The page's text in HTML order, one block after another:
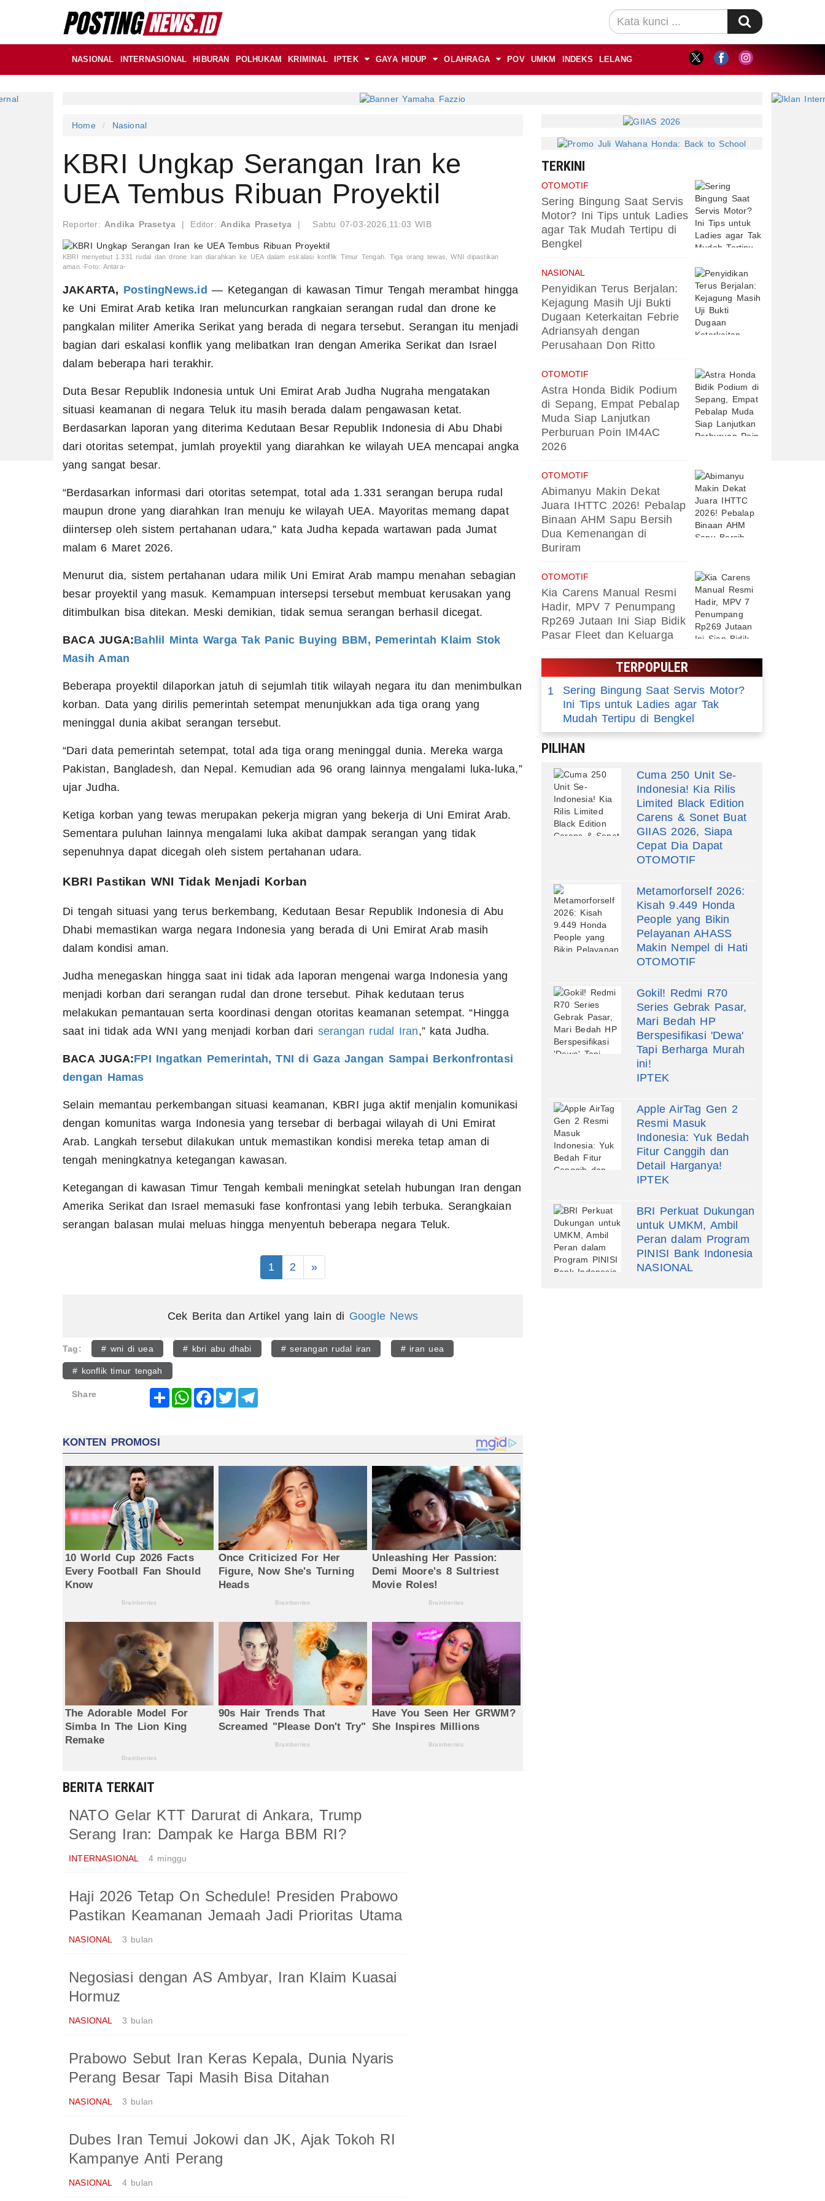
NASIONAL INTERNASIONAL HIBURAN POLHUKAM KRIMINAL IPTEK GAYA HIDUP OLAHRAGA POV UMKM INDEKS LELANG
Home Nasional
KBRI Ungkap Serangan Iran ke
UEA Tembus Ribuan Proyektil
Reporter:Andika Prasetya | Editor:Andika Prasetya | Sabtu 07-03-2026,11:03 WIB
KBRI menyebut 1.331 rudal dan drone Iran diarahkan ke UEA dalam eskalasi konflik Timur Tengah. Tiga orang tewas, WNI dipastikan
aman.-Foto: Antara-
JAKARTA, PostingNews.id — Ketegangan di kawasan Timur Tengah merambat hingga
ke Uni Emirat Arab ketika Iran meluncurkan rangkaian serangan rudal dan drone ke
pangkalan militer Amerika Serikat yang berada di negara tersebut. Serangan itu menjadi
bagian dari eskalasi konflik yang melibatkan Iran dengan Amerika Serikat dan Israel
dalam beberapa hari terakhir.
Duta Besar Republik Indonesia untuk Uni Emirat Arab Judha Nugraha mengatakan
situasi keamanan di negara Teluk itu masih berada dalam pengawasan ketat.
Berdasarkan laporan yang diterima Kedutaan Besar Republik Indonesia di Abu Dhabi
dari otoritas setempat, jumlah proyektil yang diarahkan ke wilayah UEA mencapai angka
yang sangat besar.
“Berdasarkan informasi dari otoritas setempat, total ada 1.331 serangan berupa rudal
maupun drone yang diarahkan Iran menuju ke wilayah UEA. Mayoritas memang dapat
diintersep oleh sistem pertahanan udara,” kata Judha kepada wartawan pada Jumat
malam 6 Maret 2026.
Menurut dia, sistem pertahanan udara milik Uni Emirat Arab mampu menahan sebagian
besar proyektil yang masuk. Kemampuan intersepsi tersebut membuat kerusakan yang
ditimbulkan bisa ditekan. Meski demikian, tidak semua serangan berhasil dicegat.
BACA JUGA:Bahlil Minta Warga Tak Panic Buying BBM, Pemerintah Klaim Stok
Masih Aman
Beberapa proyektil dilaporkan jatuh di sejumlah titik wilayah negara itu dan menimbulkan
korban. Data yang dirilis pemerintah setempat menunjukkan ada tiga orang yang
meninggal dunia akibat serangan tersebut.
“Dari data pemerintah setempat, total ada tiga orang meninggal dunia. Mereka warga
Pakistan, Bangladesh, dan Nepal. Kemudian ada 96 orang lainnya mengalami luka-luka,”
ujar Judha.
Ketiga korban yang tewas merupakan pekerja migran yang bekerja di Uni Emirat Arab.
Sementara puluhan lainnya mengalami luka akibat dampak serangan yang tidak
sepenuhnya dapat dicegah oleh sistem pertahanan udara.
KBRI Pastikan WNI Tidak Menjadi Korban
Di tengah situasi yang terus berkembang, Kedutaan Besar Republik Indonesia di Abu
Dhabi memastikan warga negara Indonesia yang berada di Uni Emirat Arab masih
dalam kondisi aman.
Judha menegaskan hingga saat ini tidak ada laporan mengenai warga Indonesia yang
menjadi korban dari serangan rudal dan drone tersebut. Pihak kedutaan terus
melakukan pemantauan serta koordinasi dengan otoritas keamanan setempat. “Hingga
saat ini tidak ada WNI yang menjadi korban dari serangan rudal Iran,” kata Judha.
BACA JUGA:FPI Ingatkan Pemerintah, TNI di Gaza Jangan Sampai Berkonfrontasi
dengan Hamas
Selain memantau perkembangan situasi keamanan, KBRI juga aktif menjalin komunikasi
dengan komunitas warga Indonesia yang tersebar di berbagai wilayah di Uni Emirat
Arab. Langkah tersebut dilakukan untuk memastikan kondisi mereka tetap aman di
tengah meningkatnya ketegangan kawasan.
Ketegangan di kawasan Timur Tengah kembali meningkat setelah hubungan Iran dengan
Amerika Serikat dan Israel memasuki fase konfrontasi yang lebih terbuka. Serangkaian
serangan balasan mulai meluas hingga menyentuh beberapa negara Teluk.
1 2 »
Cek Berita dan Artikel yang lain di Google News
Tag: # wni di uea # kbri abu dhabi # serangan rudal iran # iran uea
# konflik timur tengah
Share Share WhatsAppFacebook
Twitter
BERITA TERKAIT
NATO Gelar KTT Darurat di Ankara, Trump
Serang Iran: Dampak ke Harga BBM RI?
INTERNASIONAL 4 minggu
Haji 2026 Tetap On Schedule! Presiden Prabowo
Pastikan Keamanan Jemaah Jadi Prioritas Utama
NASIONAL 3 bulan
Negosiasi dengan AS Ambyar, Iran Klaim Kuasai
Hormuz
NASIONAL 3 bulan
Prabowo Sebut Iran Keras Kepala, Dunia Nyaris
Perang Besar Tapi Masih Bisa Ditahan
NASIONAL 3 bulan
Dubes Iran Temui Jokowi dan JK, Ajak Tokoh RI
Kampanye Anti Perang
NASIONAL 4 bulan
TERKINI
OTOMOTIF
Sering Bingung Saat Servis
Motor? Ini Tips untuk Ladies
agar Tak Mudah Tertipu di
Bengkel
NASIONAL
Penyidikan Terus Berjalan:
Kejagung Masih Uji Bukti
Dugaan Keterkaitan Febrie
Adriansyah dengan
Perusahaan Don Ritto
OTOMOTIF
Astra Honda Bidik Podium
di Sepang, Empat Pebalap
Muda Siap Lanjutkan
Perburuan Poin IM4AC
2026
OTOMOTIF
Abimanyu Makin Dekat
Juara IHTTC 2026! Pebalap
Binaan AHM Sapu Bersih
Dua Kemenangan di
Buriram
OTOMOTIF
Kia Carens Manual Resmi
Hadir, MPV 7 Penumpang
Rp269 Jutaan Ini Siap Bidik
Pasar Fleet dan Keluarga
TERPOPULER
1
Sering Bingung Saat Servis Motor?
Ini Tips untuk Ladies agar Tak
Mudah Tertipu di Bengkel
PILIHAN
Cuma 250 Unit Se-
Indonesia! Kia Rilis
Limited Black Edition
Carens & Sonet Buat
GIIAS 2026, Siapa
Cepat Dia Dapat
OTOMOTIF
Metamorforself 2026:
Kisah 9.449 Honda
People yang Bikin
Pelayanan AHASS
Makin Nempel di Hati
OTOMOTIF
Gokil! Redmi R70
Series Gebrak Pasar,
Mari Bedah HP
Berspesifikasi 'Dewa'
Tapi Berharga Murah
ini!
IPTEK
Apple AirTag Gen 2
Resmi Masuk
Indonesia: Yuk Bedah
Fitur Canggih dan
Detail Harganya!
IPTEK
BRI Perkuat Dukungan
untuk UMKM, Ambil
Peran dalam Program
PINISI Bank Indonesia
NASIONAL